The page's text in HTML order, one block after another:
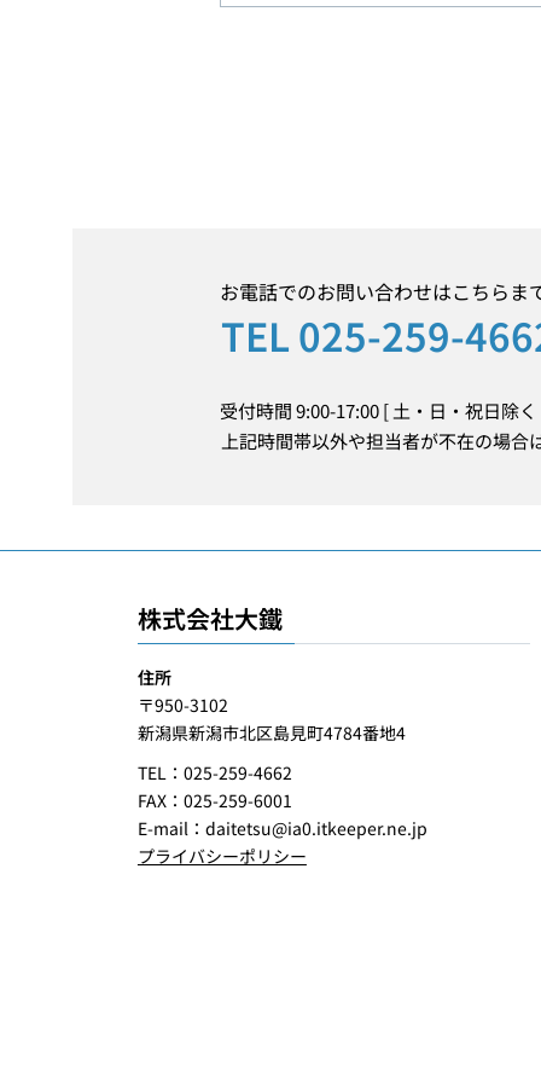
大・高専・専修・能開校卒）
お電話でのお問い合わせはこちらま
TEL 025-259-
受付時間 9:00-17:00 [ 土・日・祝日除
上記時間帯以外や担当者が不在の場合
株式会社大鐵
住所
〒950-3102
新潟県新潟市北区島見町4784番地4
TEL：025-259-4662
FAX：025-259-6001
E-mail： daitetsu@ia0.itkeeper.ne.jp
プライバシーポリシー